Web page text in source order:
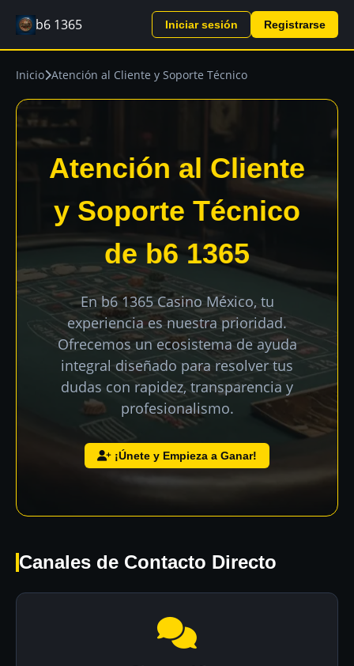
b6 1365 Iniciar sesión Registrarse
Inicio Atención al Cliente y Soporte Técnico
Atención al Cliente
y Soporte Técnico
de b6 1365
En b6 1365 Casino México, tu
experiencia es nuestra prioridad.
Ofrecemos un ecosistema de ayuda
integral diseñado para resolver tus
dudas con rapidez, transparencia y
profesionalismo.
¡Únete y Empieza a Ganar!
Canales de Contacto Directo